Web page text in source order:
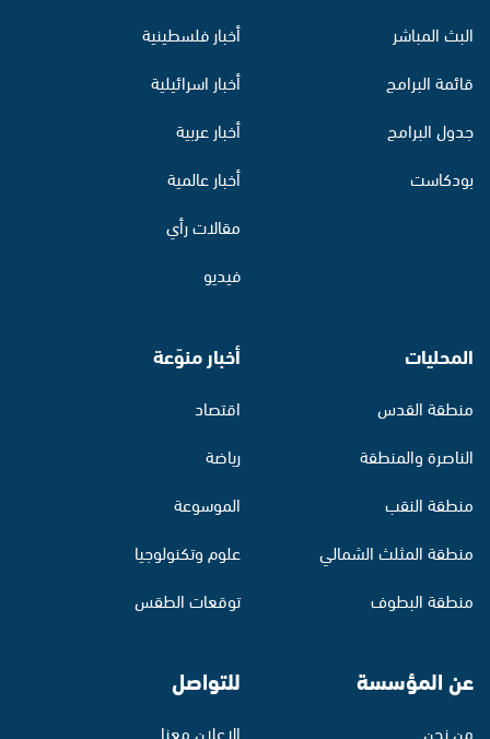
البث المباشر
قائمة البرامج
جدول البرامج
بودكاست
أخبار فلسطينية
أخبار اسرائيلية
أخبار عربية
أخبار عالمية
مقالات رأي
فيديو
المحليات
منطقة القدس
الناصرة والمنطقة
منطقة النقب
منطقة المثلث الشمالي
منطقة البطوف
أخبار منوّعة
اقتصاد
رياضة
الموسوعة
علوم وتكنولوجيا
توقعات الطقس
عن المؤسسة
من نحن
للتواصل
الإعلان معنا